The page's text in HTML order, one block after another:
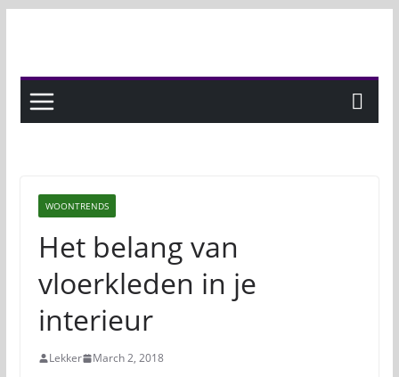
WOONTRENDS
Het belang van
vloerkleden in je
interieur
Lekker March 2, 2018